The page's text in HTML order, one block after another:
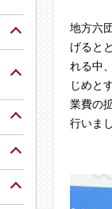
地方六
げると
れる中
じめと
業費の
行いま